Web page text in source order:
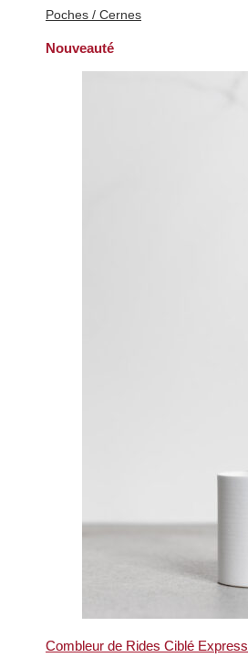
Poches / Cernes
Nouveauté
Combleur de Rides Ciblé Express